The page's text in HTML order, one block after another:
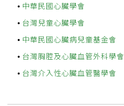
中華民國心臟學會
台灣兒童心臟學會
中華民國心臟病兒童基金會
台灣胸腔及心臟血管外科學會
台灣介入性心臟血管醫學會